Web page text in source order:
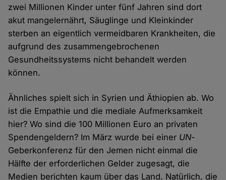
zwei Millionen Kinder unter fünf Jahren sind dort
akut mangelernährt, Säuglinge und Kleinkinder
sterben an eigentlich vermeidbaren Krankheiten, die
aufgrund des zusammengebrochenen
Gesundheitssystems nicht behandelt werden
können.
Ähnliches spielt sich in Syrien und Äthiopien ab. Wo
ist die Empathie und die mediale Aufmerksamkeit
hier? Wo sind die 100 Millionen Euro an privaten
Spendengeldern? Im März wurde bei einer UN-
Geberkonferenz für den Jemen nicht einmal die
Hälfte der erforderlichen Gelder zugesagt, die
Medien berichten kaum über das Land. Natürlich, die